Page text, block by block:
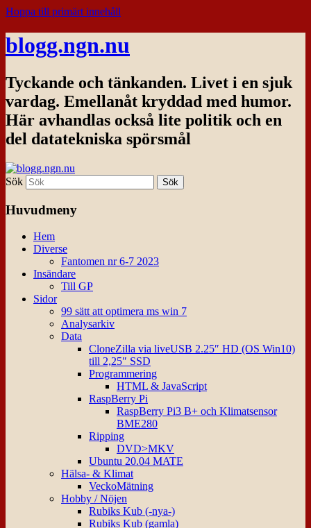
Hoppa till primärt innehåll
blogg.ngn.nu
Tyckande och tänkanden. Livet i en sjuk
vardag. Emellanåt kryddad med humor.
Här avhandlas också lite politik och en
del datatekniska spörsmål
Sök
Huvudmeny
Hem
Diverse
Fantomen nr 6-7 2023
Insändare
Till GP
Sidor
99 sätt att optimera ms win 7
Analysarkiv
Data
CloneZilla via liveUSB 2.25″ HD (OS Win10)
till 2,25″ SSD
Programmering
HTML & JavaScript
RaspBerry Pi
RaspBerry Pi3 B+ och Klimatsensor
BME280
Ripping
DVD>MKV
Ubuntu 20.04 MATE
Hälsa- & Klimat
VeckoMätning
Hobby / Nöjen
Rubiks Kub (-nya-)
Rubiks Kub (gamla)